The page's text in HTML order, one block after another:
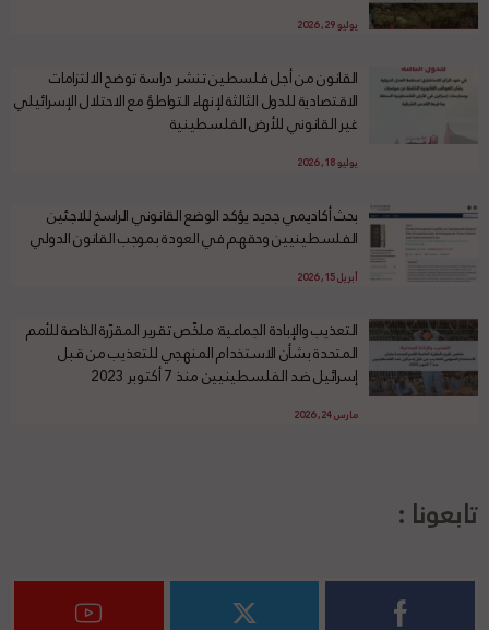
يوليو 29, 2026
القانون من أجل فلسطين تنشر دراسة توضح الالتزامات
الاقتصادية للدول الثالثة لإنهاء التواطؤ مع الاحتلال الإسرائيلي
غير القانوني للأرض الفلسطينية
يوليو 18, 2026
بحث أكاديمي جديد يؤكد الوضع القانوني الراسخ للاجئين
الفلسطينيين وحقهم في العودة بموجب القانون الدولي
أبريل 15, 2026
التعذيب والإبادة الجماعية: ملخّص تقرير المقرّرة الخاصة للأمم
المتحدة بشأن الاستخدام المنهجي للتعذيب من قبل
إسرائيل ضد الفلسطينيين منذ 7 أكتوبر 2023
مارس 24, 2026
تابعونا :